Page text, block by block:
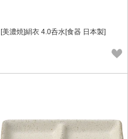
[美濃焼]絹衣 4.0呑水[食器 日本製]